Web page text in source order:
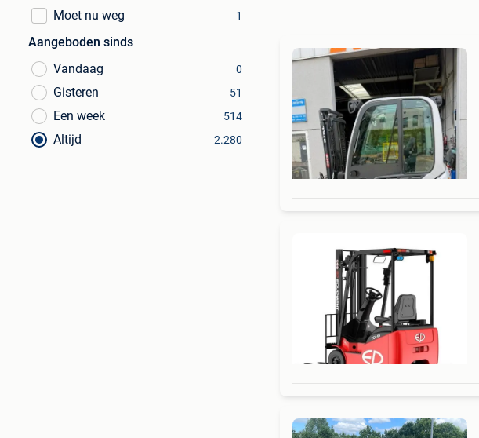
Moet nu weg
1
Aangeboden sinds
Vandaag
0
Gisteren 51
Een week 514
Altijd 2.280